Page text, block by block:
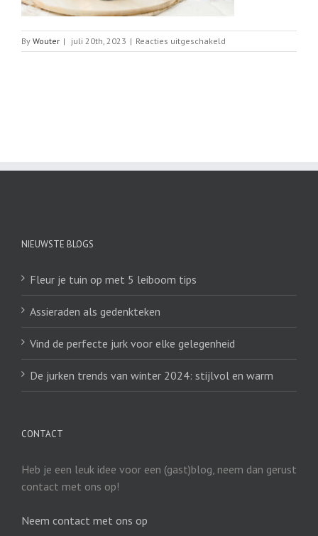
By Wouter | juli 20th, 2023 | Reacties uitgeschakeld
Mindfullness
NIEUWSTE BLOGS
Fleur je tuin op met 5 leiboom tips
Assieraden als gedenkteken
Vind de perfecte jurk voor elke gelegenheid
De jurken trends van winter 2024: stijlvol en warm
CONTACT
Heb je een leuk idee voor een (gast)blog, neem dan gerust
contact met ons op!
Neem contact met ons op